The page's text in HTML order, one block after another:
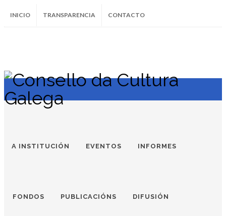
INICIO TRANSPARENCIA CONTACTO
InstagramFacebookTwitter Soundcloud
Youtube
A INSTITUCIÓN EVENTOS INFORMES
FONDOS PUBLICACIÓNS DIFUSIÓN